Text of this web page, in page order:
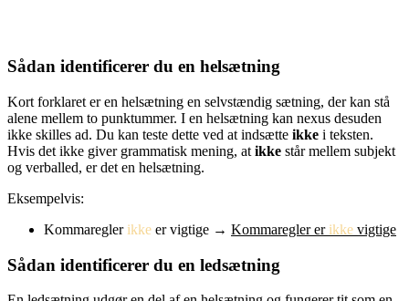
Sådan identificerer du en helsætning
Kort forklaret er en helsætning en selvstændig sætning, der kan stå
alene mellem to punktummer. I en helsætning kan nexus desuden
ikke skilles ad. Du kan teste dette ved at indsætte ikke i teksten.
Hvis det ikke giver grammatisk mening, at ikke står mellem subjekt
og verballed, er det en helsætning.
Eksempelvis:
Kommaregler ikke er vigtige → Kommaregler er ikke vigtige
Sådan identificerer du en ledsætning